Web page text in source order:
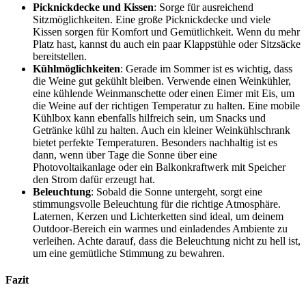
Picknickdecke und Kissen: Sorge für ausreichend
Sitzmöglichkeiten. Eine große Picknickdecke und viele
Kissen sorgen für Komfort und Gemütlichkeit. Wenn du mehr
Platz hast, kannst du auch ein paar Klappstühle oder Sitzsäcke
bereitstellen.
Kühlmöglichkeiten: Gerade im Sommer ist es wichtig, dass
die Weine gut gekühlt bleiben. Verwende einen Weinkühler,
eine kühlende Weinmanschette oder einen Eimer mit Eis, um
die Weine auf der richtigen Temperatur zu halten. Eine mobile
Kühlbox kann ebenfalls hilfreich sein, um Snacks und
Getränke kühl zu halten. Auch ein kleiner Weinkühlschrank
bietet perfekte Temperaturen. Besonders nachhaltig ist es
dann, wenn über Tage die Sonne über eine
Photovoltaikanlage oder ein Balkonkraftwerk mit Speicher
den Strom dafür erzeugt hat.
Beleuchtung: Sobald die Sonne untergeht, sorgt eine
stimmungsvolle Beleuchtung für die richtige Atmosphäre.
Laternen, Kerzen und Lichterketten sind ideal, um deinem
Outdoor-Bereich ein warmes und einladendes Ambiente zu
verleihen. Achte darauf, dass die Beleuchtung nicht zu hell ist,
um eine gemütliche Stimmung zu bewahren.
Fazit